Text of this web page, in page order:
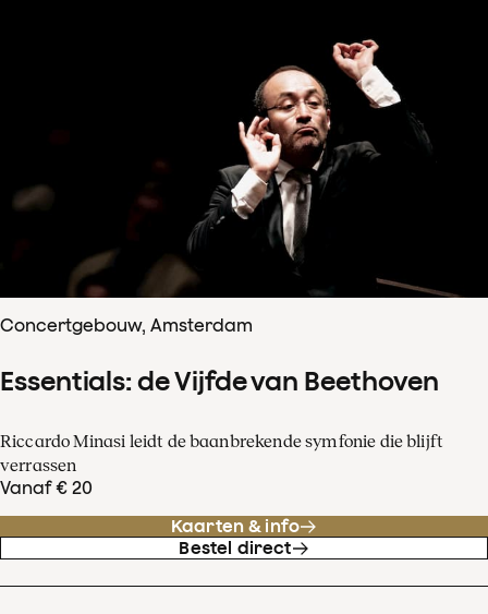
Concertgebouw, Amsterdam
Essentials: de Vijfde van Beethoven
Riccardo Minasi leidt de baanbrekende symfonie die blijft
verrassen
Vanaf € 20
Kaarten & info
Bestel direct